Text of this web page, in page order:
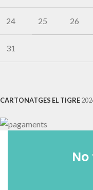
24 25 26
31
CARTONATGES EL TIGRE